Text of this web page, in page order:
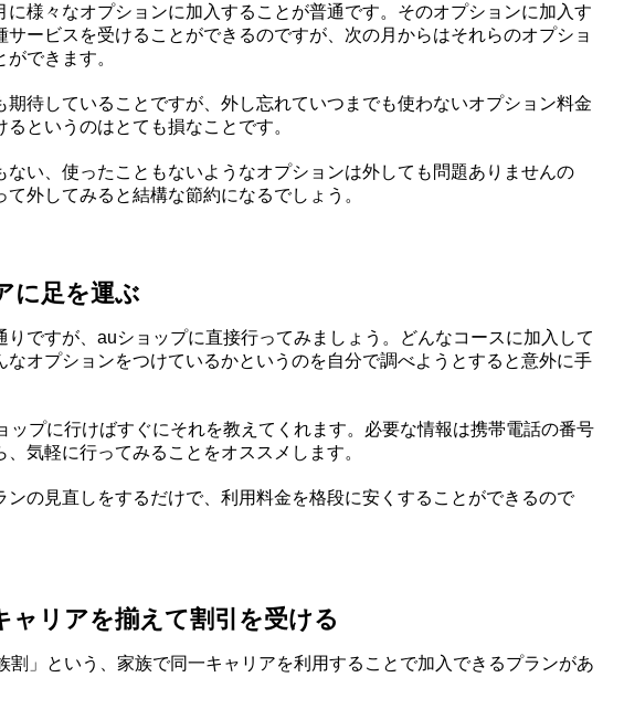
に様々なオプションに加入することが普通です。そのオプションに加入す
サービスを受けることができるのですが、次の月からはそれらのオプショ
ができます。
期待していることですが、外し忘れていつまでも使わないオプション料金
るというのはとても損なことです。
ない、使ったこともないようなオプションは外しても問題ありませんの
て外してみると結構な節約になるでしょう。
に足を運ぶ
りですが、auショップに直接行ってみましょう。どんなコースに加入して
なオプションをつけているかというのを自分で調べようとすると意外に手
ップに行けばすぐにそれを教えてくれます。必要な情報は携帯電話の番号
、気軽に行ってみることをオススメします。
ンの見直しをするだけで、利用料金を格段に安くすることができるので
ャリアを揃えて割引を受ける
割」という、家族で同一キャリアを利用することで加入できるプランがあ